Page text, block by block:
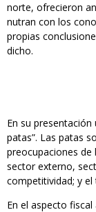
norte, ofrecieron
nutran con los
propias
dicho.
En su
patas”. Las patas
preocupaciones
sector externo,
competitividad; y el
En el aspecto